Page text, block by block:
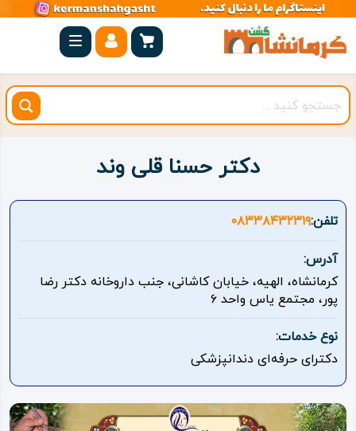
صفحه
اصلی
کرمانشاه
شهرستان
بیستون
روستاهای
هدف
اقامتگاه
ویژه
دکتر حسنا قلی وند
تلفن:۰۸۳۳۸۴۳۲۳۱۹
آدرس:
کرمانشاه، الهیه، خیابان کاشانی، جنب داروخانه دکتر رضا
پور، مجتمع یاس واحد ۶
نوع خدمات:
دکترای حرفه‌ای دندانپزشکی